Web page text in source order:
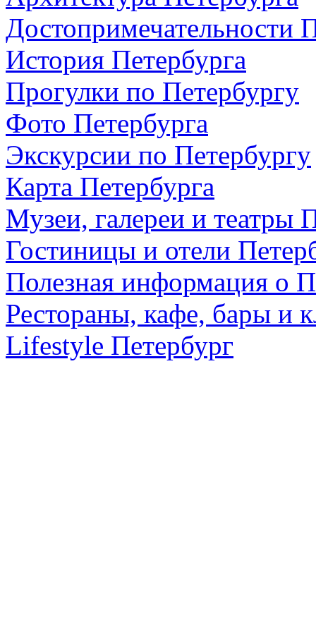
Достопримечательности
История Петербурга
Прогулки по Петербургу
Фото Петербурга
Экскурсии по Петербургу
Карта Петербурга
Музеи, галереи и театры
Гостиницы и отели
Полезная информация о
Рестораны, кафе, бары и
Lifestyle Петербург